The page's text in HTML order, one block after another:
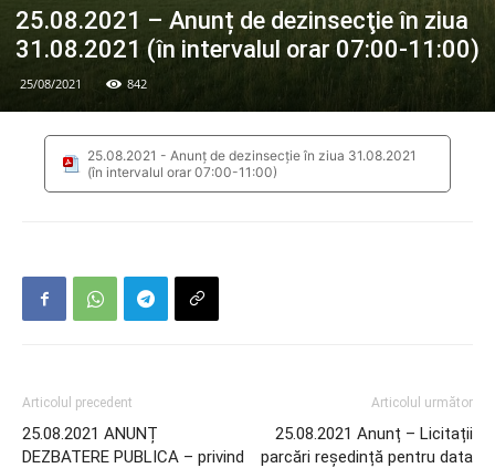
25.08.2021 – Anunț de dezinsecţie în ziua
31.08.2021 (în intervalul orar 07:00-11:00)
25/08/2021 842
25.08.2021 - Anunț de dezinsecţie în ziua 31.08.2021
(în intervalul orar 07:00-11:00)
Articolul precedent
25.08.2021 ANUNȚ
DEZBATERE PUBLICA – privind
Articolul următor
25.08.2021 Anunț – Licitații
parcări reședință pentru data